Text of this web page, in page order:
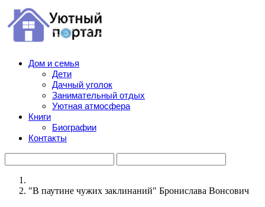
Дом и семья
Дети
Дачный уголок
Занимательный отдых
Уютная атмосфера
Книги
Биографии
Контакты
"В паутине чужих заклинаний" Бронислава Вонсович